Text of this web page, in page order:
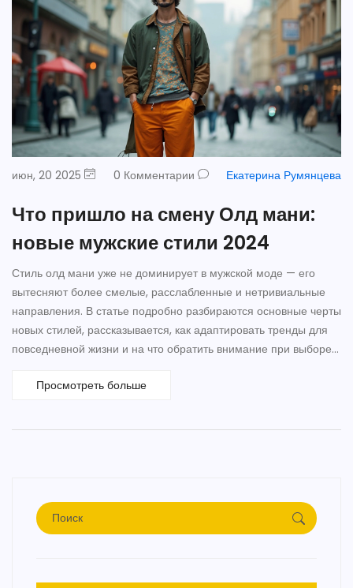
июн, 20 2025 0 Комментарии Екатерина Румянцева
Что пришло на смену Олд мани:
новые мужские стили 2024
Стиль олд мани уже не доминирует в мужской моде — его
вытесняют более смелые, расслабленные и нетривиальные
направления. В статье подробно разбираются основные черты
новых стилей, рассказывается, как адаптировать тренды для
повседневной жизни и на что обратить внимание при выборе
сочетаний и советы от стилистов. После прочтения будет ясно,
Просмотреть больше